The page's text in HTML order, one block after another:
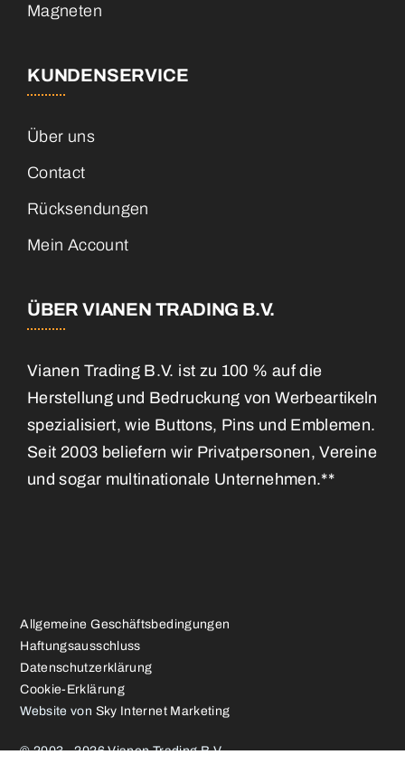
Magneten
KUNDENSERVICE
Über uns
Contact
Rücksendungen
Mein Account
ÜBER VIANEN TRADING B.V.
Vianen Trading B.V. ist zu 100 % auf die
Herstellung und Bedruckung von Werbeartikeln
spezialisiert, wie Buttons, Pins und Emblemen.
Seit 2003 beliefern wir Privatpersonen, Vereine
und sogar multinationale Unternehmen.**
Allgemeine Geschäftsbedingungen
Haftungsausschluss
Datenschutzerklärung
Cookie-Erklärung
Website von Sky Internet Marketing
© 2003 - 2026 Vianen Trading B.V